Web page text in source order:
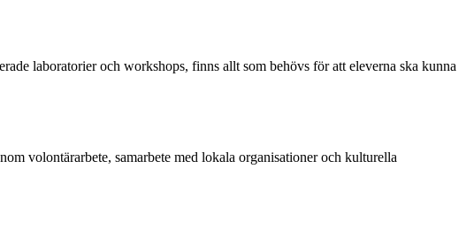
laboratorier och workshops, finns allt som behövs för att eleverna ska kunna
volontärarbete, samarbete med lokala organisationer och kulturella